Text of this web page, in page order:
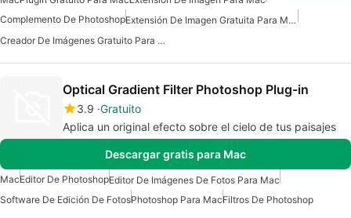
Complemento De Photoshop
Extensión De Imagen Gratuita Para Mac
Creador De Imágenes Gratuito Para Mac
Optical Gradient Filter Photoshop Plug-in
3.9 Gratuito
Aplica un original efecto sobre el cielo de tus paisajes
Descargar gratis para Mac
MacEditor De PhotoshopEditor De Imágenes De Fotos Para Mac
Software De Edición De FotosPhotoshop Para MacFiltros De Photoshop